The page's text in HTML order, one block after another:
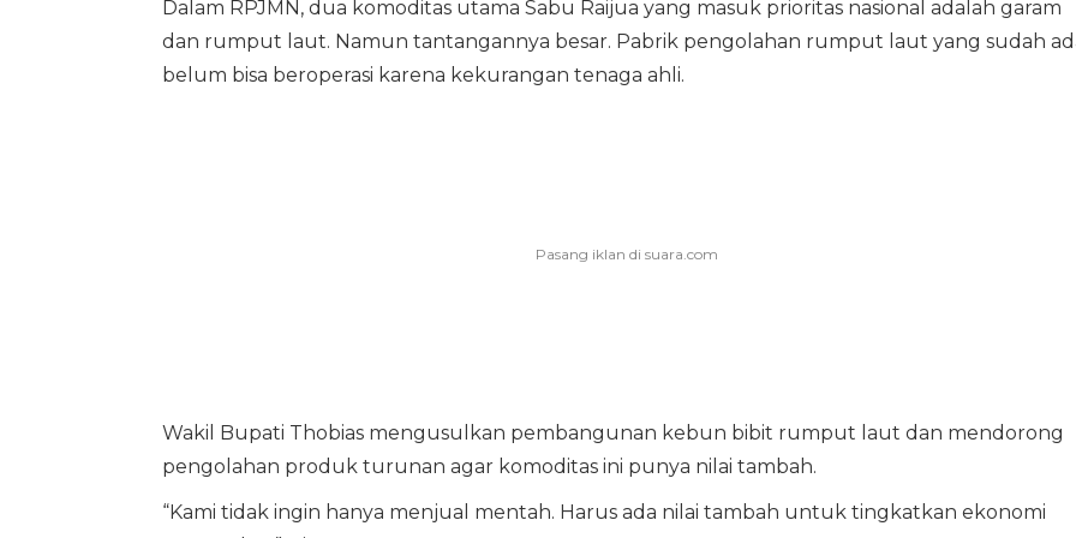
Dalam RPJMN, dua komoditas utama Sabu Raijua yang masuk prioritas nasional adalah garam
dan rumput laut. Namun tantangannya besar. Pabrik pengolahan rumput laut yang sudah
belum bisa beroperasi karena kekurangan tenaga ahli.
Wakil Bupati Thobias mengusulkan pembangunan kebun bibit rumput laut dan mendorong
pengolahan produk turunan agar komoditas ini punya nilai tambah.
“Kami tidak ingin hanya menjual mentah. Harus ada nilai tambah untuk tingkatkan ekonomi